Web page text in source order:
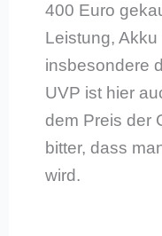
400 Euro
Leistung,
insbesondere
UVP ist hier
dem Preis der
bitter, dass
wird.